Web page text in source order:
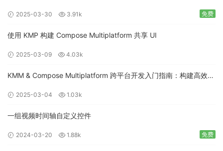
2025-03-30 3.91k 免费
使用 KMP 构建 Compose Multiplatform 共享 UI
2025-03-09 4.03k
KMM & Compose Multiplatform 跨平台开发入门指南：构建高效的
2025-03-04 1.03k
一组视频时间轴自定义控件
2024-03-20 1.88k 免费